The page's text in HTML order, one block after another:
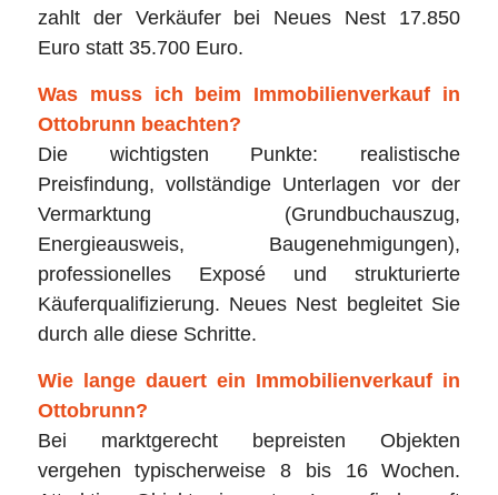
zahlt der Verkäufer bei Neues Nest 17.850
Euro statt 35.700 Euro.
Was muss ich beim Immobilienverkauf in
Ottobrunn beachten?
Die wichtigsten Punkte: realistische
Preisfindung, vollständige Unterlagen vor der
Vermarktung (Grundbuchauszug,
Energieausweis, Baugenehmigungen),
professionelles Exposé und strukturierte
Käuferqualifizierung. Neues Nest begleitet Sie
durch alle diese Schritte.
Wie lange dauert ein Immobilienverkauf in
Ottobrunn?
Bei marktgerecht bepreisten Objekten
vergehen typischerweise 8 bis 16 Wochen.